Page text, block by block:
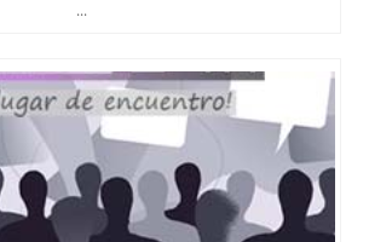
塞州立大学（San Jose State
塞州立大学文凭（San Jose State
塞州立大学文凭（San Jose State
圣何塞州立大学文凭（San Jose
圣何塞州立大学学历（ San Jose
）圣何塞州立大学学历（San Jose
）圣何塞州立大学学历（San Jose
）圣 塞州立大学学历（San Jose
...